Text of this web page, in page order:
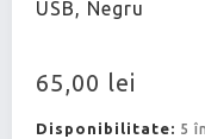
USB, Negru
65,00 lei
Disponibilitate: 5